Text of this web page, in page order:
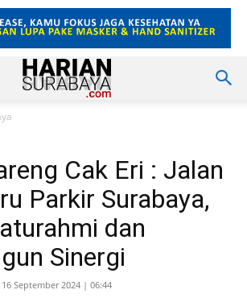
Cak Eri : Jalan
Parkir Surabaya,
dan
Sinergi
September 2024 | 06:44